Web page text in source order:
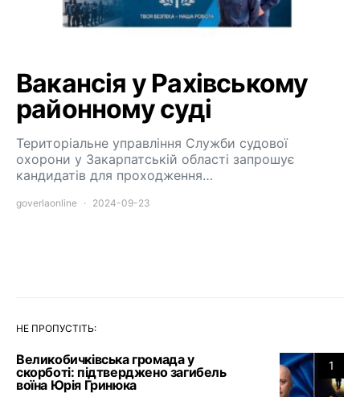
Вакансія у Рахівському
районному суді
Територіальне управління Служби судової
охорони у Закарпатській області запрошує
кандидатів для проходження…
goverlaonline 2024-09-23
НЕ ПРОПУСТІТЬ:
1
Великобичківська громада у
скорботі: підтверджено загибель
воїна Юрія Гринюка